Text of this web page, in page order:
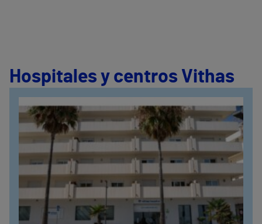
Hospitales y centros Vithas